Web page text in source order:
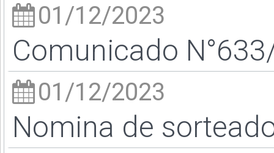
01/12/2023
Comunicado
01/12/2023
Nomina de